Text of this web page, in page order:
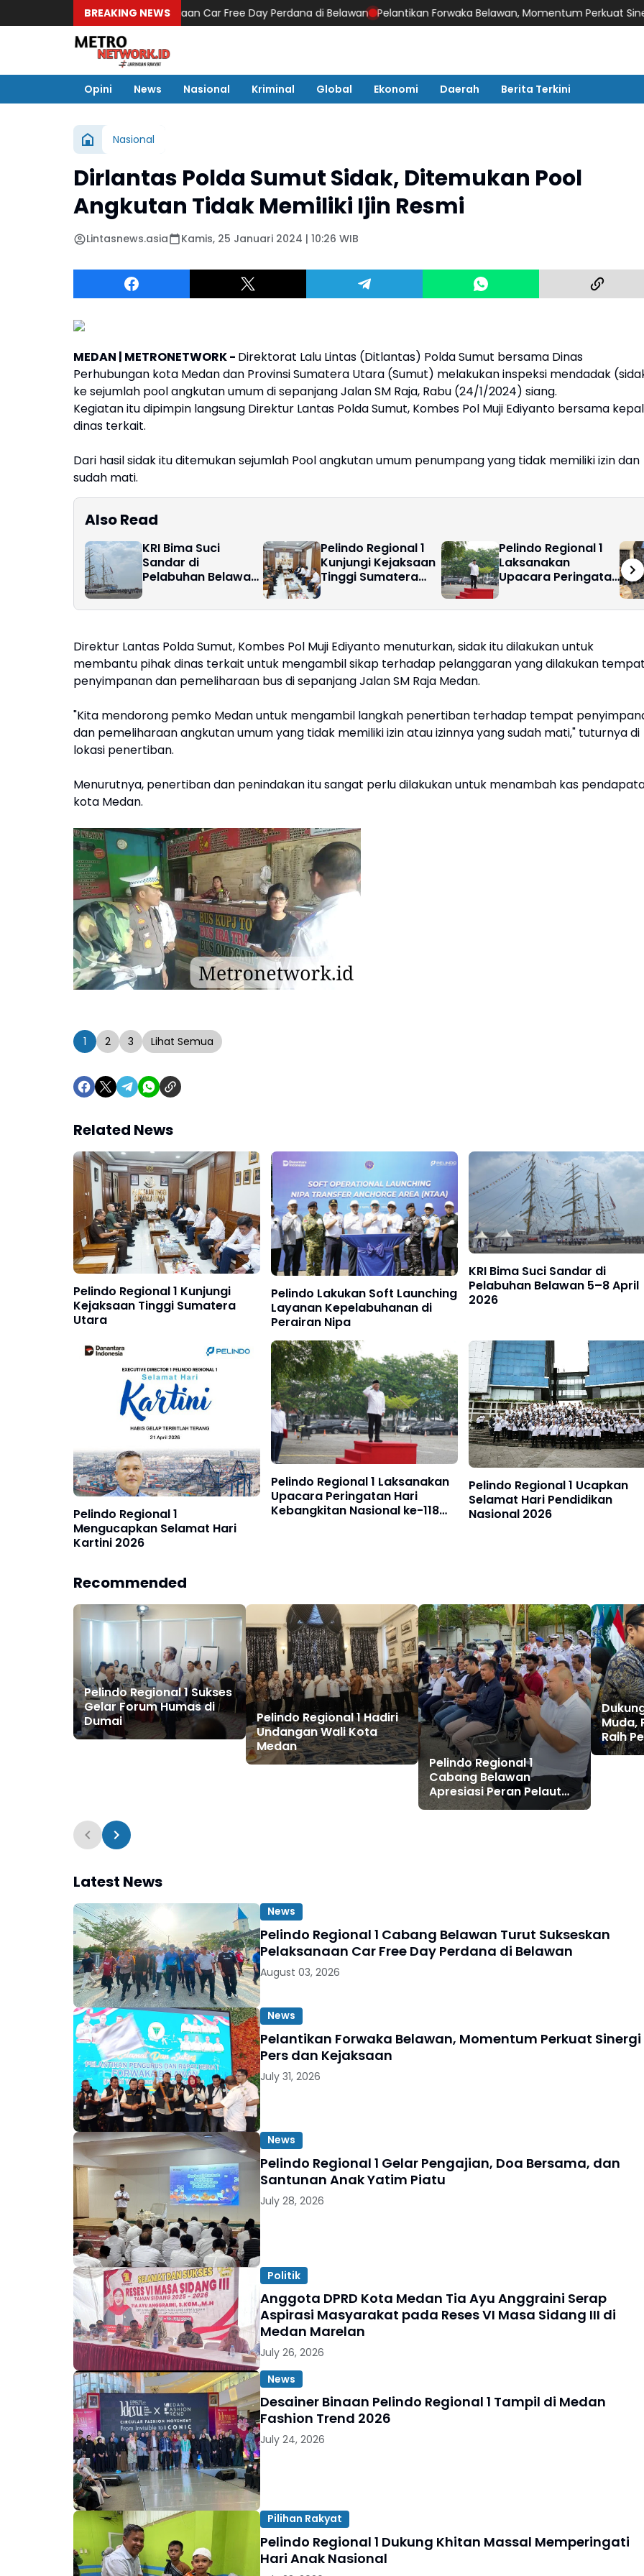
BREAKING NEWS
Sukseskan Pelaksanaan Car Free Day Perdana di Belawan Pelantikan Forwaka Belawan, Momentum Perkuat Sinergi Pers
Opini News Nasional Kriminal Global Ekonomi Daerah Berita Terkini
Nasional
Dirlantas Polda Sumut Sidak, Ditemukan Pool
Angkutan Tidak Memiliki Ijin Resmi
Lintasnews.asia Kamis, 25 Januari 2024 | 10:26 WIB
MEDAN | METRONETWORK - Direktorat Lalu Lintas (Ditlantas) Polda Sumut bersama Dinas
Perhubungan kota Medan dan Provinsi Sumatera Utara (Sumut) melakukan inspeksi mendadak
ke sejumlah pool angkutan umum di sepanjang Jalan SM Raja, Rabu (24/1/2024) siang.
Kegiatan itu dipimpin langsung Direktur Lantas Polda Sumut, Kombes Pol Muji Ediyanto bersama
dinas terkait.
Dari hasil sidak itu ditemukan sejumlah Pool angkutan umum penumpang yang tidak memiliki izin dan
sudah mati.
Also Read
KRI Bima Suci
Sandar di
Pelabuhan Belawan
Pelindo Regional 1
Kunjungi Kejaksaan
Tinggi Sumatera
Pelindo Regional 1
Laksanakan
Upacara Peringatan
Nasional ke-118
Direktur Lantas Polda Sumut, Kombes Pol Muji Ediyanto menuturkan, sidak itu dilakukan untuk
membantu pihak dinas terkait untuk mengambil sikap terhadap pelanggaran yang dilakukan tempat
penyimpanan dan pemeliharaan bus di sepanjang Jalan SM Raja Medan.
"Kita mendorong pemko Medan untuk mengambil langkah penertiban terhadap tempat
dan pemeliharaan angkutan umum yang tidak memiliki izin atau izinnya yang sudah mati," tuturnya di
lokasi penertiban.
Menurutnya, penertiban dan penindakan itu sangat perlu dilakukan untuk menambah kas
kota Medan.
1 2 3 Lihat Semua
Related News
Pelindo Regional 1 Kunjungi
Kejaksaan Tinggi Sumatera
Utara
Pelindo Lakukan Soft Launching
Layanan Kepelabuhanan di
Perairan Nipa
KRI Bima Suci Sandar di
Pelabuhan Belawan 5–8 April
2026
Pelindo Regional 1
Mengucapkan Selamat Hari
Kartini 2026
Pelindo Regional 1 Laksanakan
Upacara Peringatan Hari
Kebangkitan Nasional ke-118
Pelindo Regional 1 Ucapkan
Selamat Hari Pendidikan
Nasional 2026
Recommended
Pelindo Regional 1 Sukses
Gelar Forum Humas di
Dumai
Pelindo Regional 1 Hadiri
Undangan Wali Kota
Medan
Pelindo Regional 1
Cabang Belawan
Apresiasi Peran Pelaut
pada Peringatan Hari
Muda,
Raih
Latest News
News
Pelindo Regional 1 Cabang Belawan Turut Sukseskan
Pelaksanaan Car Free Day Perdana di Belawan
August 03, 2026
News
Pelantikan Forwaka Belawan, Momentum Perkuat Sinergi
Pers dan Kejaksaan
July 31, 2026
News
Pelindo Regional 1 Gelar Pengajian, Doa Bersama, dan
Santunan Anak Yatim Piatu
July 28, 2026
Politik
Anggota DPRD Kota Medan Tia Ayu Anggraini Serap
Aspirasi Masyarakat pada Reses VI Masa Sidang III di
Medan Marelan
July 26, 2026
News
Desainer Binaan Pelindo Regional 1 Tampil di Medan
Fashion Trend 2026
July 24, 2026
Pilihan Rakyat
Pelindo Regional 1 Dukung Khitan Massal Memperingati
Hari Anak Nasional